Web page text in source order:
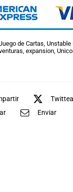
de Cartas, Unstable
, expansion,
Enviar